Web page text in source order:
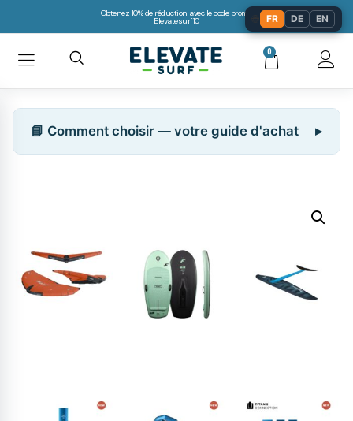
Obtenez 10% de réduction avec le code promo:
Elevatesurf10
0
📘 Comment choisir — votre guide d'achat
FR DE EN